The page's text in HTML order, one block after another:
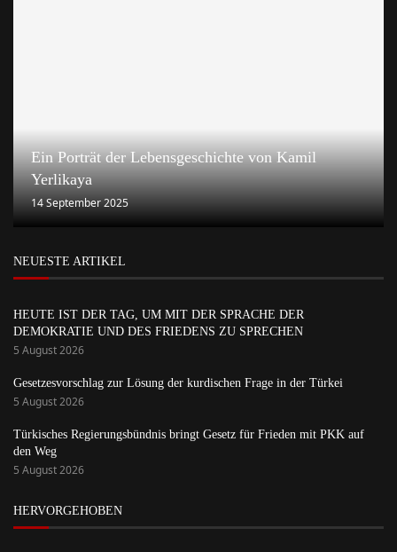
Ein Porträt der Lebensgeschichte von Kamil
Yerlikaya
14 September 2025
NEUESTE ARTIKEL
HEUTE IST DER TAG, UM MIT DER SPRACHE DER
DEMOKRATIE UND DES FRIEDENS ZU SPRECHEN
5 August 2026
Gesetzesvorschlag zur Lösung der kurdischen Frage in der Türkei
5 August 2026
Türkisches Regierungsbündnis bringt Gesetz für Frieden mit PKK auf
den Weg
5 August 2026
HERVORGEHOBEN